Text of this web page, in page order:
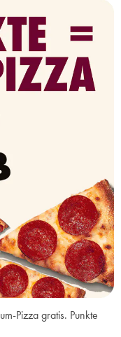
Pizza gratis. Punkte